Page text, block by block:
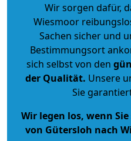
Wir sorgen dafür,
Wiesmoor
Sachen sicher und
Bestimmungsort
sich selbst von den
der Qualität. Unsere
Sie
Wir legen los, wenn
von Gütersloh nach